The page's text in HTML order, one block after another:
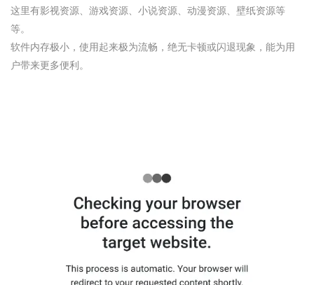
这里有影视资源、游戏资源、小说资源、动漫资源、壁纸资源等
等。
软件内存极小，使用起来极为流畅，绝无卡顿或闪退现象，能为用
户带来更多便利。